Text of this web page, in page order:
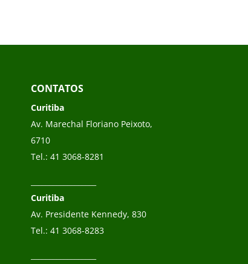
CONTATOS
Curitiba
Av. Marechal Floriano Peixoto,
6710
Tel.:41 3068-8281
Curitiba
Av. Presidente Kennedy, 830
Tel.:41 3068-8283